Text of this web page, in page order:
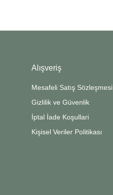
Alışveriş
Mesafeli Satış Sözleşmesi
Gizlilik ve Güvenlik
İptal İade Koşullari
Kişisel Veriler Politikası